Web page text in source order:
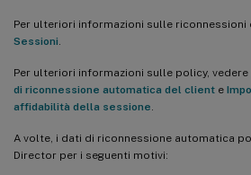
Per ulteriori informazioni sulle riconnessioni
Sessioni
Per ulteriori informazioni sulle policy, vedere
di riconnessione automatica del client e
affidabilità della sessione
A volte, i dati di riconnessione automatica
Director per i seguenti motivi: